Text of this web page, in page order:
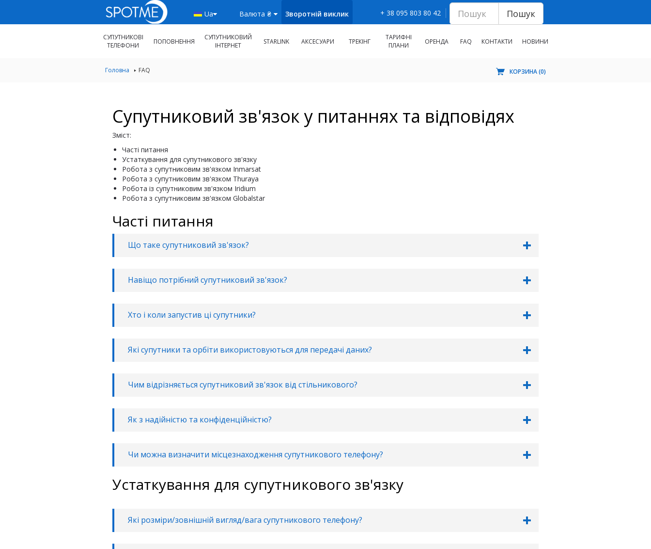
Ua Валюта ₴ Зворотній виклик + 38 095 803 80 42 Пошук
СУПУТНИКОВІ
ТЕЛЕФОНИ
ПОПОВНЕННЯ
СУПУТНИКОВИЙ
ІНТЕРНЕТ
STARLINK АКСЕСУАРИ ТРЕКІНГ
ТАРИФНІ
ПЛАНИ
ОРЕНДА FAQ КОНТАКТИ НОВИНИ
Головна FAQ КОРЗИНА (0)
Супутниковий зв'язок у питаннях та відповідях
Зміст:
Часті питання
Устаткування для супутникового зв'язку
Робота з супутниковим зв'язком Inmarsat
Робота з супутниковим зв'язком Thuraya
Робота із супутниковим зв'язком Iridium
Робота з супутниковим зв'язком Globalstar
Часті питання
Що таке супутниковий зв'язок?
Навіщо потрібний супутниковий зв'язок?
Хто і коли запустив ці супутники?
Які супутники та орбіти використовуються для передачі даних?
Чим відрізняється супутниковий зв'язок від стільникового?
Як з надійністю та конфіденційністю?
Чи можна визначити місцезнаходження супутникового телефону?
Устаткування для супутникового зв'язку
Які розміри/зовнішній вигляд/вага супутникового телефону?